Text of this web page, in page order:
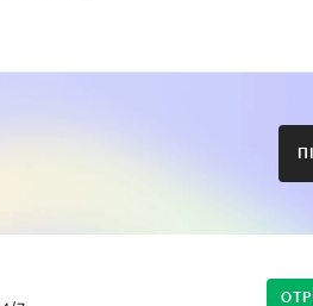
Через термінали самообслуговування
переоформлена 21.03.2024 р.